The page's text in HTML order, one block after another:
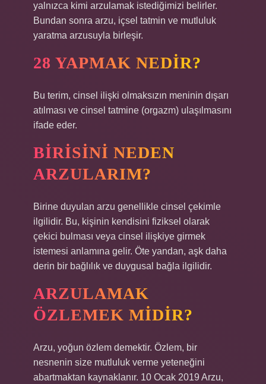
yalnızca kimi arzulamak istediğimizi belirler.
Bundan sonra arzu, içsel tatmin ve mutluluk
yaratma arzusuyla birleşir.
28 YAPMAK NEDIR?
Bu terim, cinsel ilişki olmaksızın meninin dışarı
atılması ve cinsel tatmine (orgazm) ulaşılmasını
ifade eder.
BIRISINI NEDEN
ARZULARIM?
Birine duyulan arzu genellikle cinsel çekimle
ilgilidir. Bu, kişinin kendisini fiziksel olarak
çekici bulması veya cinsel ilişkiye girmek
istemesi anlamına gelir. Öte yandan, aşk daha
derin bir bağlılık ve duygusal bağla ilgilidir.
ARZULAMAK
ÖZLEMEK MIDIR?
Arzu, yoğun özlem demektir. Özlem, bir
nesnenin size mutluluk verme yeteneğini
abartmaktan kaynaklanır. 10 Ocak 2019 Arzu,